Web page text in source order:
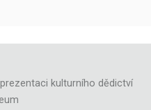
kulturního dědictví